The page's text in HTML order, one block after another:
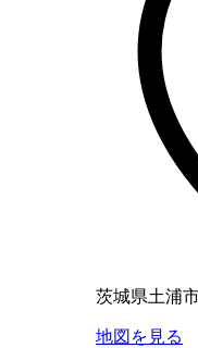
茨城県土浦
地図を見る